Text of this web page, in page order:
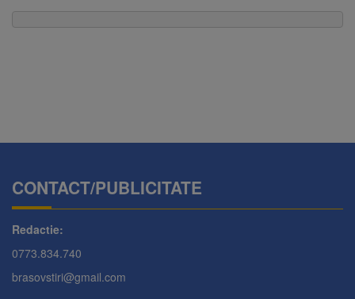
CONTACT/PUBLICITATE
Redactie:
0773.834.740
brasovstiri@gmail.com